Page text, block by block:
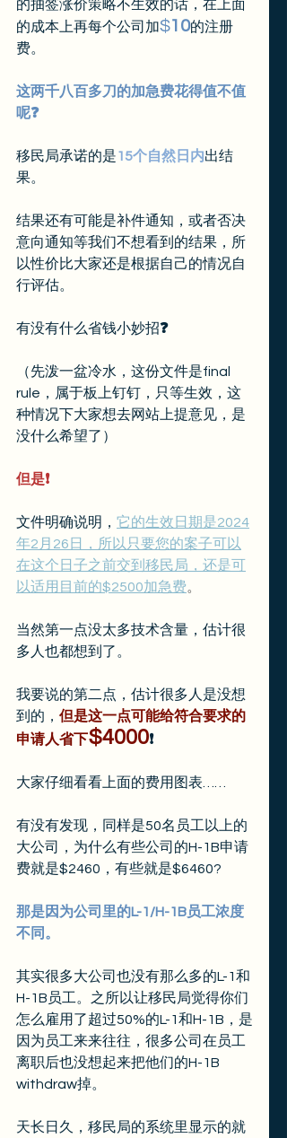
的抽签涨价策略不生效的话，在上面
的成本上再每个公司加$10的注册
费。
这两千八百多刀的加急费花得值不值
呢❓
移民局承诺的是15个自然日内出结
果。
结果还有可能是补件通知，或者否决
意向通知等我们不想看到的结果，所
以性价比大家还是根据自己的情况自
行评估。
有没有什么省钱小妙招❓
（先泼一盆冷水，这份文件是final
rule，属于板上钉钉，只等生效，这
种情况下大家想去网站上提意见，是
没什么希望了）
但是❗️
文件明确说明， 它的生效日期是2024
年2月26日，所以只要您的案子可以
在这个日子之前交到移民局，还是可
以适用目前的$2500加急费。
当然第一点没太多技术含量，估计很
多人也都想到了。
我要说的第二点，估计很多人是没想
到的， 但是这一点可能给符合要求的
申请人省下$4000❗️
大家仔细看看上面的费用图表……
有没有发现，同样是50名员工以上的
大公司，为什么有些公司的H-1B申请
费就是$2460，有些就是$6460?
那是因为公司里的L-1/H-1B员工浓度
不同。
其实很多大公司也没有那么多的L-1和
H-1B员工。之所以让移民局觉得你们
怎么雇用了超过50%的L-1和H-1B，是
因为员工来来往往，很多公司在员工
离职后也没想起来把他们的H-1B
withdraw掉。
天长日久，移民局的系统里显示的就